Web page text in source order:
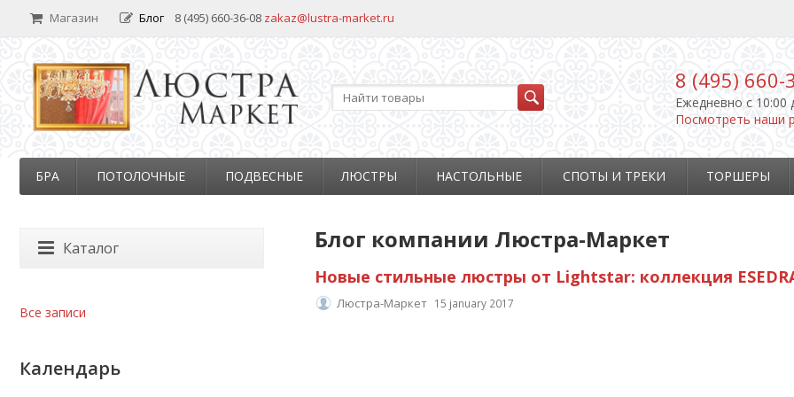
Магазин Блог 8 (495) 660-36-08 zakaz@lustra-market.ru
8 (495) 660-
Ежедневно c 10:00
Посмотреть наши
БРА ПОТОЛОЧНЫЕ ПОДВЕСНЫЕ ЛЮСТРЫ НАСТОЛЬНЫЕ СПОТЫ И ТРЕКИ ТОРШЕРЫ
Блог компании Люстра-Маркет
Новые стильные люстры от Lightstar: коллекция
Люстра-Маркет 15 january 2017
Каталог
Все записи
Календарь